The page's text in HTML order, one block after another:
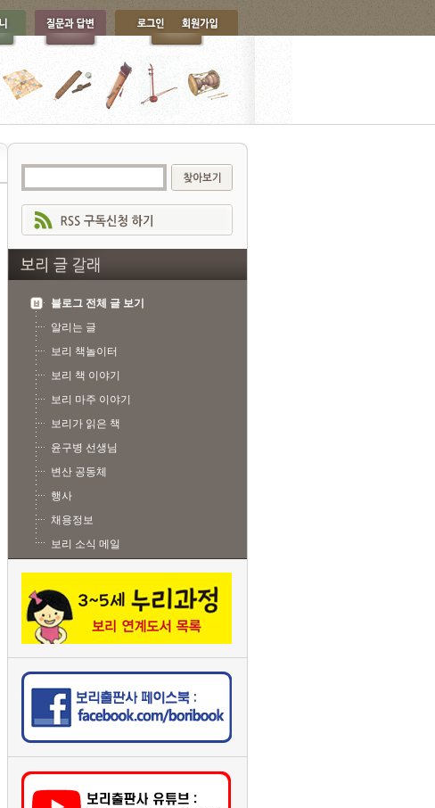
블로그 전체 글 보기
알리는 글
보리 책놀이터
보리 책 이야기
보리 마주 이야기
보리가 읽은 책
윤구병 선생님
변산 공동체
행사
채용정보
보리 소식 메일